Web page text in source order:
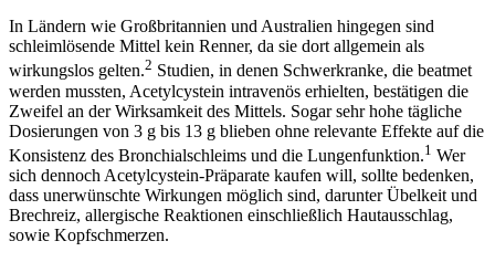
In Ländern wie Großbritannien und Australien hingegen sind
schleimlösende Mittel kein Renner, da sie dort allgemein als
wirkungslos gelten.2 Studien, in denen Schwerkranke, die beatmet
werden mussten, Acetylcystein intravenös erhielten, bestätigen die
Zweifel an der Wirksamkeit des Mittels. Sogar sehr hohe tägliche
Dosierungen von 3 g bis 13 g blieben ohne relevante Effekte auf die
Konsistenz des Bronchialschleims und die Lungenfunktion.1 Wer
sich dennoch Acetylcystein-Präparate kaufen will, sollte bedenken,
dass unerwünschte Wirkungen möglich sind, darunter Übelkeit und
Brechreiz, allergische Reaktionen einschließlich Hautausschlag,
sowie Kopfschmerzen.